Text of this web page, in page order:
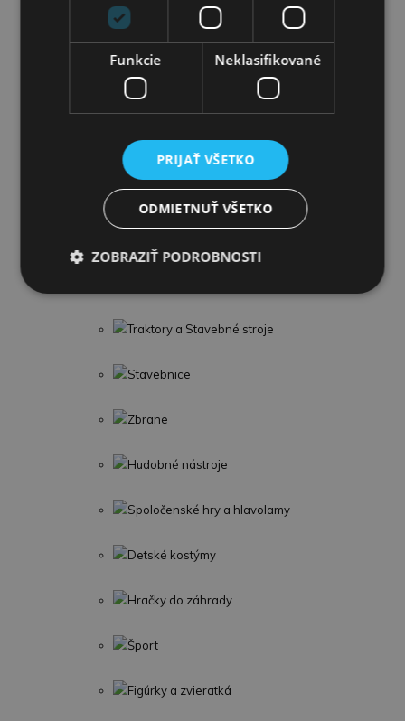
Guľočkové dráhy
Stavebnice
Školské potreby
Párty a oslavy
Pre Chlapcov
Traktory a Stavebné stroje
Stavebnice
Zbrane
Hudobné nástroje
Spoločenské hry a hlavolamy
Detské kostýmy
Hračky do záhrady
Šport
Figúrky a zvieratká
Funkcie Neklasifikované
PRIJAŤ VŠETKO
ODMIETNUŤ VŠETKO
ZOBRAZIŤ PODROBNOSTI